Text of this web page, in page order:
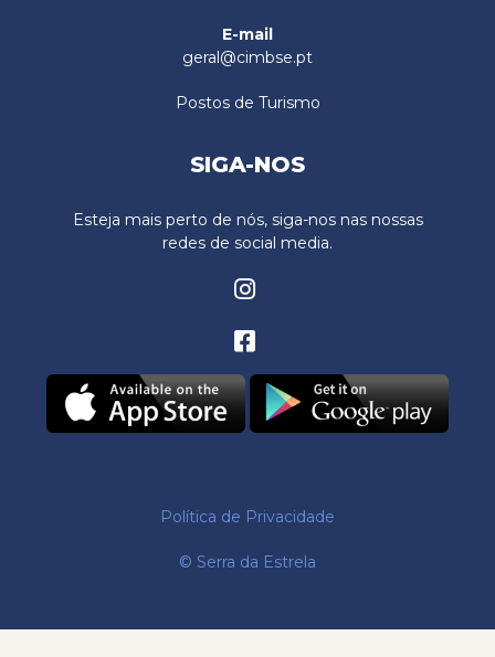
E-mail
geral@cimbse.pt
Postos de Turismo
SIGA-NOS
Esteja mais perto de nós, siga-nos nas nossas
redes de social media.
© Serra da Estrela
Política de Privacidade